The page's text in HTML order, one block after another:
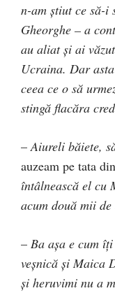
n-am ştiut ce să-i
Gheorghe – a
au aliat şi ai
Ucraina. Dar
ceea ce o să
stingă flacăra
–Aiureli băiete,
auzeam pe tata
întâlnească el cu
acum două mii
– Ba aşa e cum
veşnică şi Maica
şi heruvimi nu a